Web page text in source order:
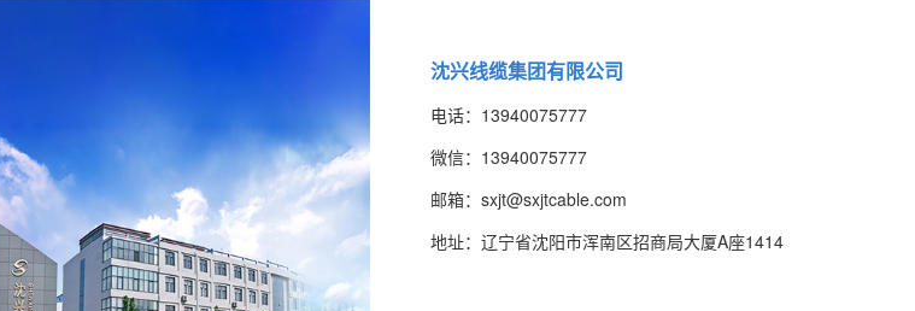
沈兴线缆集团有限公司
电话：13940075777
微信：13940075777
邮箱：sxjt@sxjtcable.com
地址：辽宁省沈阳市浑南区招商局大厦A座1414